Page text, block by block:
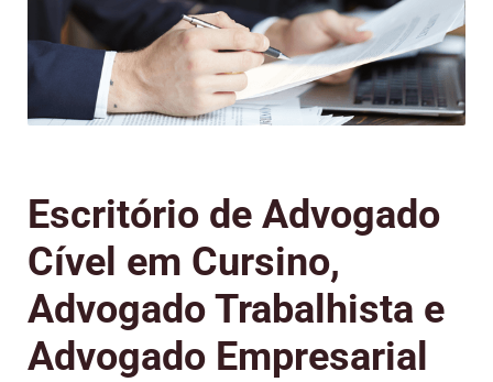
Escritório de Advogado
Cível em Cursino,
Advogado Trabalhista e
Advogado Empresarial